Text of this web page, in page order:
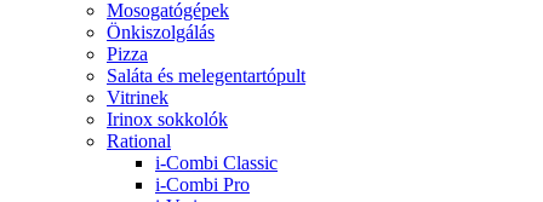
Mosogatógépek
Önkiszolgálás
Pizza
Saláta és melegentartópult
Vitrinek
Irinox sokkolók
Rational
i-Combi Classic
i-Combi Pro